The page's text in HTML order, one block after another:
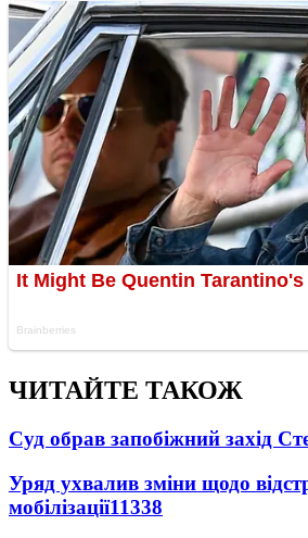
ЧИТАЙТЕ ТАКОЖ
Суд обрав запобіжний захід
Уряд ухвалив зміни щодо
мобілізації11338